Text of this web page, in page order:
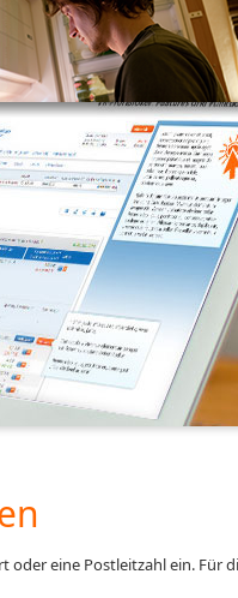
oder eine Postleitzahl ein. Für